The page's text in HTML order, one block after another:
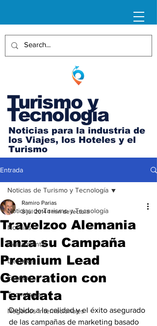
Turismo y
Tecnología
Noticias para la industria de
los Viajes, los Hoteles y el
Turismo
Entrada
Noticias de Turismo y Tecnología
Noticias
Herramientas
Destinos
Eventos
Tecnología
Negocios Internacionales
Noticias de Turismo y Tecnología
Travelzoo Alemania
lanza su Campaña
Premium Lead
Generation con
Teradata
Ramiro Parias
8 jul 2014 1 min de lectura
Debido a la calidad y el éxito asegurado
de las campañas de marketing basado